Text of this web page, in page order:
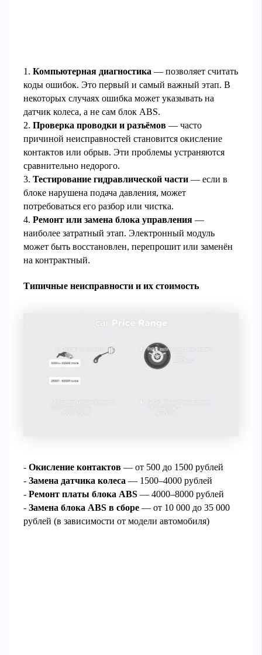
1.Компьютерная диагностика — позволяет считать
коды ошибок. Это первый и самый важный этап. В
некоторых случаях ошибка может указывать на
датчик колеса, а не сам блок ABS.
2.Проверка проводки и разъёмов — часто
причиной неисправностей становится окисление
контактов или обрыв. Эти проблемы устраняются
сравнительно недорого.
3.Тестирование гидравлической части — если в
блоке нарушена подача давления, может
потребоваться его разбор или чистка.
4.Ремонт или замена блока управления —
наиболее затратный этап. Электронный модуль
может быть восстановлен, перепрошит или заменён
на контрактный.
Типичные неисправности и их стоимость
-Окисление контактов — от 500 до 1500 рублей
-Замена датчика колеса — 1500–4000 рублей
-Ремонт платы блока ABS — 4000–8000 рублей
-Замена блока ABS в сборе — от 10 000 до 35 000
рублей (в зависимости от модели автомобиля)